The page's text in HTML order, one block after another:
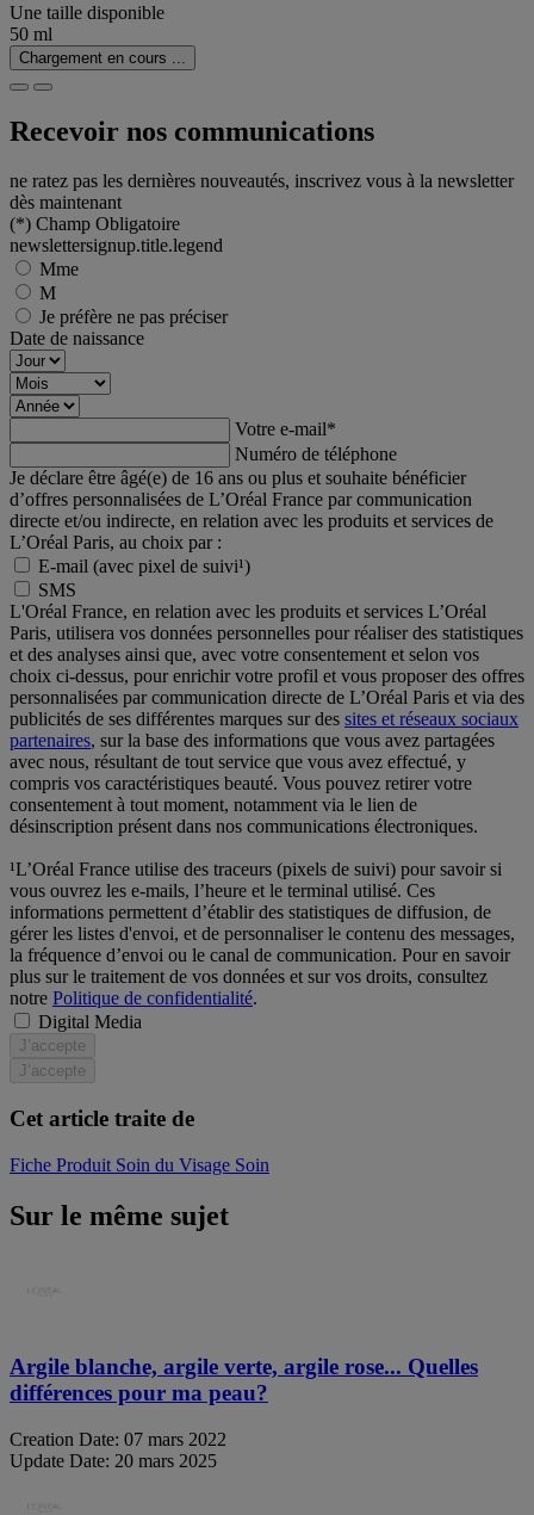
Une taille disponible
50 ml
Chargement en cours ...
Recevoir nos communications
ne ratez pas les dernières nouveautés, inscrivez vous à la newsletter
dès maintenant
(*) Champ Obligatoire
newslettersignup.title.legend
Mme
M
Je préfère ne pas préciser
Date de naissance
Votre e-mail*
Numéro de téléphone
Je déclare être âgé(e) de 16 ans ou plus et souhaite bénéficier
d’offres personnalisées de L’Oréal France par communication
directe et/ou indirecte, en relation avec les produits et services de
L’Oréal Paris, au choix par :
E-mail (avec pixel de suivi¹)
SMS
L'Oréal France, en relation avec les produits et services L’Oréal
Paris, utilisera vos données personnelles pour réaliser des statistiques
et des analyses ainsi que, avec votre consentement et selon vos
choix ci-dessus, pour enrichir votre profil et vous proposer des offres
personnalisées par communication directe de L’Oréal Paris et via des
publicités de ses différentes marques sur des sites et réseaux sociaux
partenaires, sur la base des informations que vous avez partagées
avec nous, résultant de tout service que vous avez effectué, y
compris vos caractéristiques beauté. Vous pouvez retirer votre
consentement à tout moment, notamment via le lien de
désinscription présent dans nos communications électroniques.
¹L’Oréal France utilise des traceurs (pixels de suivi) pour savoir si
vous ouvrez les e-mails, l’heure et le terminal utilisé. Ces
informations permettent d’établir des statistiques de diffusion, de
gérer les listes d'envoi, et de personnaliser le contenu des messages,
la fréquence d’envoi ou le canal de communication. Pour en savoir
plus sur le traitement de vos données et sur vos droits, consultez
notre Politique de confidentialité.
Digital Media
J’accepte
J’accepte
Cet article traite de
Fiche Produit Soin du Visage Soin
Sur le même sujet
Argile blanche, argile verte, argile rose... Quelles
différences pour ma peau?
Creation Date: 07 mars 2022
Update Date: 20 mars 2025